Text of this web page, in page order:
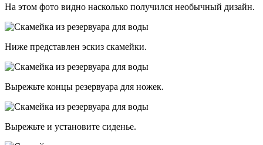
На этом фото видно насколько получился необычный дизайн.
Ниже представлен эскиз скамейки.
Вырежьте концы резервуара для ножек.
Вырежьте и установите сиденье.